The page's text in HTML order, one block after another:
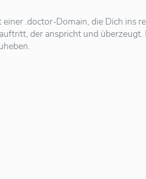
.doctor-Domain, die Dich ins
der anspricht und